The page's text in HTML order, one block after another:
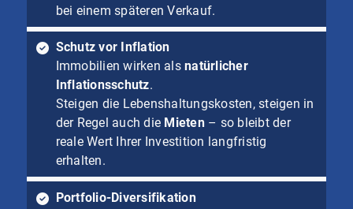
bei einem späteren Verkauf.
Schutz vor Inflation
Immobilien wirken alsnatürlicher
Inflationsschutz.
Steigen die Lebenshaltungskosten, steigen in
der Regel auch die Mieten– so bleibt der
reale Wert Ihrer Investition langfristig
erhalten.
Portfolio-Diversifikation